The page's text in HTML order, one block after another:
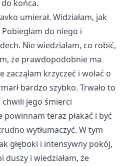
końca.
umierał. Widziałam, jak
do niego i
Nie wiedziałam, co robić,
że prawdopodobnie ma
zacząłam krzyczeć i wołać o
bardzo szybko. Trwało to
chwili jego śmierci
powinnam teraz płakać i być
wytłumaczyć. W tym
głęboki i intensywny pokój,
duszy i wiedziałam, że